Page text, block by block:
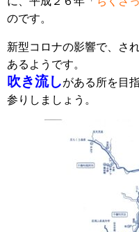
のです。
新型コロナの影響で、さ
あるようです。
吹き流しがある所を目
参りしましょう。